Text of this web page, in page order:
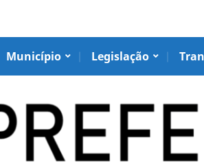
Município Legislação